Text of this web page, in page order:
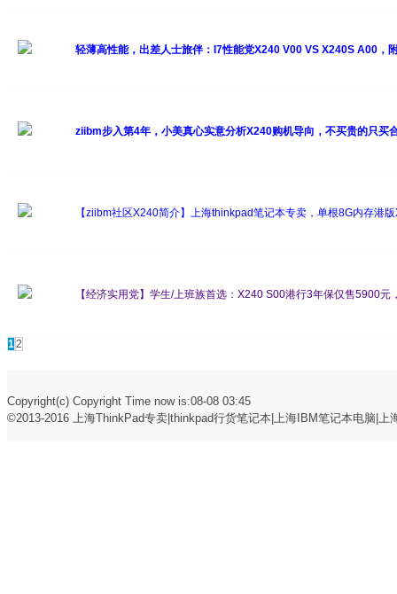
轻薄高性能，出差人士旅伴：I7性能党X240 V00 VS X240S A00，
ziibm步入第4年，小美真心实意分析X240购机导向，不买贵的只买
【ziibm社区X240简介】上海thinkpad笔记本专卖，单根8G内存港
【经济实用党】学生/上班族首选：X240 S00港行3年保仅售5900
12
Copyright(c) Copyright Time now is:08-08 03:45
©2013-2016 上海ThinkPad专卖|thinkpad行货笔记本|上海IBM笔记本电脑|上